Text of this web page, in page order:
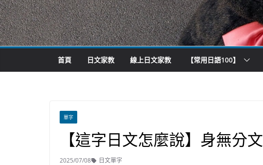
首頁 日文家教 線上日文家教 【常用日語100】
單字
【這字日文怎麼說】身無分文
2025/07/08 日文單字